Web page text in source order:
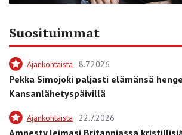
Suosituimmat
Ajankohtaista 8.7.2026
Pekka Simojoki paljasti elämänsä
Kansanlähetyspäivillä
Ajankohtaista 22.7.2026
Amnesty leimasi Britanniassa